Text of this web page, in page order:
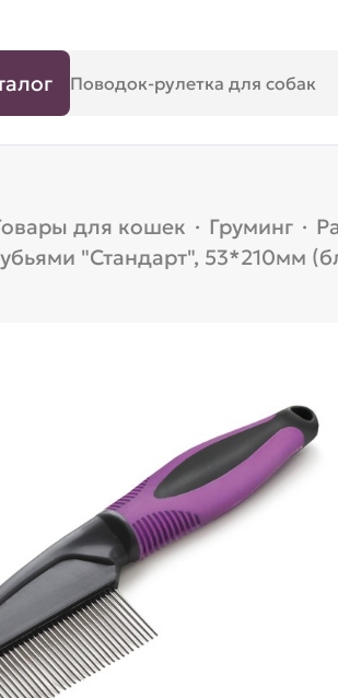
для кошек · Груминг ·
"Стандарт", 53*210мм